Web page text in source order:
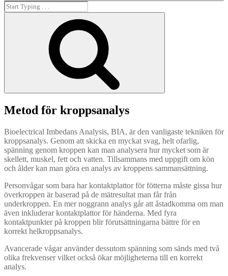
Search
for:
Metod för kroppsanalys
Bioelectrical Imbedans Analysis, BIA, är den vanligaste tekniken för
kroppsanalys. Genom att skicka en myckat svag, helt ofarlig,
spänning genom kroppen kan man analysera hur mycket som är
skellett, muskel, fett och vatten. Tillsammans med uppgift om kön
och ålder kan man göra en analys av kroppens sammansättning.
Personvågar som bara har kontaktplattor för fötterna måste gissa hur
överkroppen är baserad på de mätresultat man får från
underkroppen. En mer noggrann analys går att åstadkomma om man
även inkluderar kontaktplattor för händerna. Med fyra
kontaktpunkter på kroppen blir förutsättningarna bättre för en
korrekt helkroppsanalys.
Avancerade vågar använder dessutom spänning som sänds med två
olika frekvenser vilket också ökar möjligheterna till en korrekt
analys.